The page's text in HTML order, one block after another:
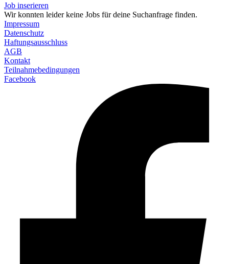
Job inserieren
Wir konnten leider keine Jobs für deine Suchanfrage finden.
Impressum
Datenschutz
Haftungsausschluss
AGB
Kontakt
Teilnahmebedingungen
Facebook